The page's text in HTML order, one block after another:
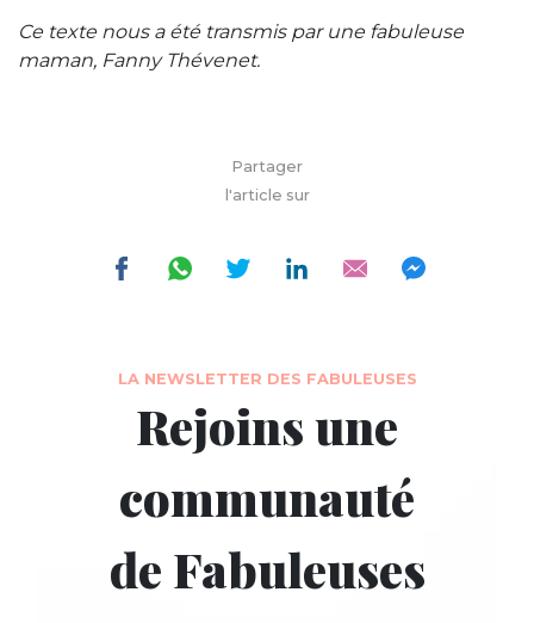
Ce texte nous a été transmis par une fabuleuse
maman, Fanny Thévenet.
Partager
l'article sur
LA NEWSLETTER DES FABULEUSES
Rejoins une
communauté
de Fabuleuses